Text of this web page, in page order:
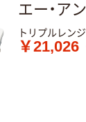
エー・ア
トリプルレン
￥21,026